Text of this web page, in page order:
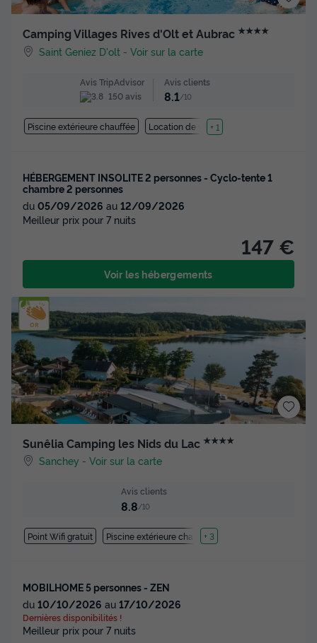
Camping Villages Rives d'Olt et Aubrac ★★★★
Saint Geniez D'olt -Voir sur la carte
Avis TripAdvisor
150 avis
Avis clients
8.1/10
Piscine extérieure chauffée Location de vélos
+ 1
HÉBERGEMENT INSOLITE 2 personnes - Cyclo-tente 1
chambre 2 personnes
du 05/09/2026 au 12/09/2026
Meilleur prix pour 7 nuits
147 €
Voir les hébergements
Sunêlia Camping les Nids du Lac ★★★★
Sanchey -Voir sur la carte
Avis clients
8.8/10
Point Wifi gratuit Piscine extérieure chauffée
+ 3
MOBILHOME 5 personnes - ZEN
du 10/10/2026 au 17/10/2026
Meilleur prix pour 7 nuits
Dernières disponibilités !